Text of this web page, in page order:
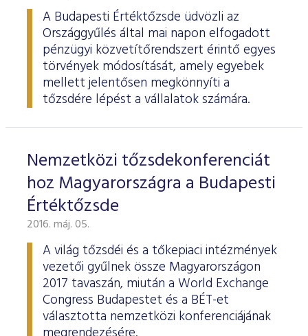
A Budapesti Értéktőzsde üdvözli az
Országgyűlés által mai napon elfogadott
pénzügyi közvetítőrendszert érintő egyes
törvények módosítását, amely egyebek
mellett jelentősen megkönnyíti a
tőzsdére lépést a vállalatok számára.
Nemzetközi tőzsdekonferenciát
hoz Magyarországra a Budapesti
Értéktőzsde
2016. máj. 05.
A világ tőzsdéi és a tőkepiaci intézmények
vezetői gyűlnek össze Magyarországon
2017 tavaszán, miután a World Exchange
Congress Budapestet és a BÉT-et
választotta nemzetközi konferenciájának